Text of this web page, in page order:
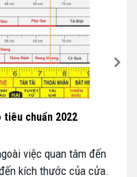
chuẩn 2022
việc quan tâm đến
kích thước của cửa.